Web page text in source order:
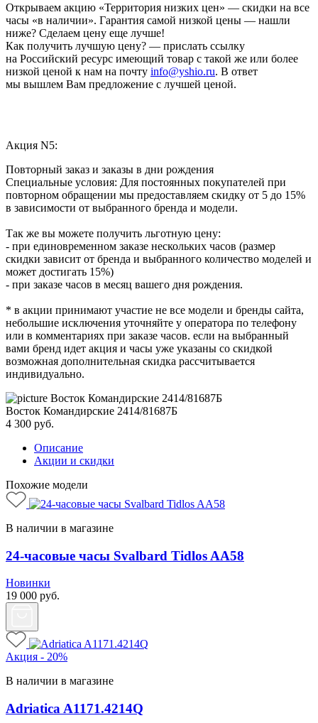
Открываем акцию «Территория низких цен» — скидки на все
часы «в наличии». Гарантия самой низкой цены — нашли
ниже? Сделаем цену еще лучше!
Как получить лучшую цену? — прислать ссылку
на Российский ресурс имеющий товар с такой же или более
низкой ценой к нам на почту info@yshio.ru. В ответ
мы вышлем Вам предложение с лучшей ценой.
Акция N5:
Повторный заказ и заказы в дни рождения
Специальные условия: Для постоянных покупателей при
повторном обращении мы предоставляем скидку от 5 до 15%
в зависимости от выбранного бренда и модели.
Так же вы можете получить льготную цену:
- при единовременном заказе нескольких часов (размер
скидки зависит от бренда и выбранного количество моделей и
может достигать 15%)
- при заказе часов в месяц вашего дня рождения.
* в акции принимают участие не все модели и бренды сайта,
небольшие исключения уточняйте у оператора по телефону
или в комментариях при заказе часов. если на выбранный
вами бренд идет акция и часы уже указаны со скидкой
возможная дополнительная скидка рассчитывается
индивидуально.
Восток Командирские 2414/81687Б
4 300 руб.
Описание
Акции и скидки
Похожие модели
В наличии в магазине
24-часовые часы Svalbard Tidlos AA58
Новинки
19 000 руб.
Акция - 20%
В наличии в магазине
Adriatica A1171.4214Q